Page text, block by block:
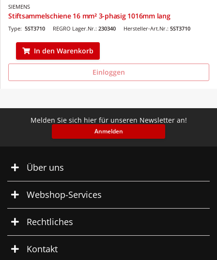
SIEMENS
Stiftsammelschiene 16 mm² 3-phasig 1016mm lang
REGRO Lager.Nr.: 230340
Type: 5ST3710 Hersteller-Art.Nr.: 5ST3710
In den Warenkorb
Einloggen
Melden Sie sich hier für unseren Newsletter an!
Anmelden
Über uns
Webshop-Services
Rechtliches
Kontakt